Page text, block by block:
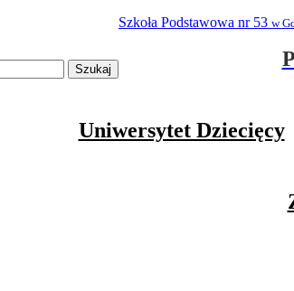
Szukaj
Szkoła Podstawowa nr 53 w
Uniwersytet Dziecięcy